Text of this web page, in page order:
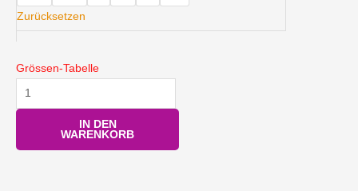
Zurücksetzen
Grössen-Tabelle
IN DEN
WARENKORB